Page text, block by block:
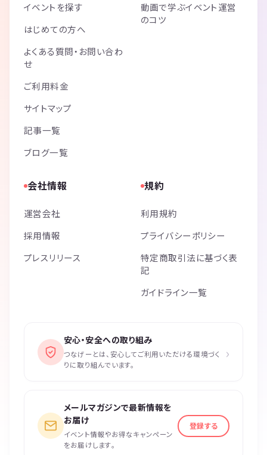
一回遊びに来てください！
🎈🎈🎈🎈🎈🎈🎈🎈🎈🎈🎈🎈🎈
プレイ可能な作品は下の方に一覧表示
🎈🎈🎈🎈🎈🎈🎈🎈🎈🎈🎈🎈🎈
⭐今回の会場について⭐
・土足OK
・メイクルーム（洗面所）あり
・キッチンあり（使ってOK）
・冷蔵庫あり
・電子レンジ有
・電子タバコOK
・飲食自由
『大人のマダミス会Legacy』
15:35にお越しください
15:50までには完全集合でお願いします
🙅遅刻絶対厳禁🙅
■食べ物・飲み物：
お菓子・食事・お酒の持ち込み完全自由
イベントを探す
はじめての方へ
よくある質問・お問い合わ
せ
ご利用料金
サイトマップ
記事一覧
ブログ一覧
動画で学ぶイベント運営
のコツ
会社情報
運営会社
採用情報
プレスリリース
規約
利用規約
プライバシーポリシー
特定商取引法に基づく表
記
ガイドライン一覧
安心・安全への取り組み
つなげーとは、安心してご利用いただける環境づく
りに取り組んでいます。
›
メールマガジンで最新情報を
お届け
イベント情報やお得なキャンペーン
をお届けします。
登録する